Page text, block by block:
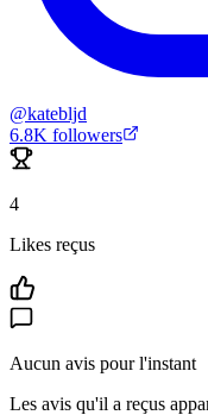
@katebljd
6.8K followers
4
Likes reçus
Aucun avis pour l'instant
Les avis qu'il a reçus